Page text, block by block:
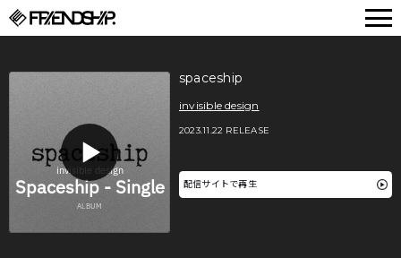
spaceship
invisible design
2023.11.22 RELEASE
配信サイトで再生